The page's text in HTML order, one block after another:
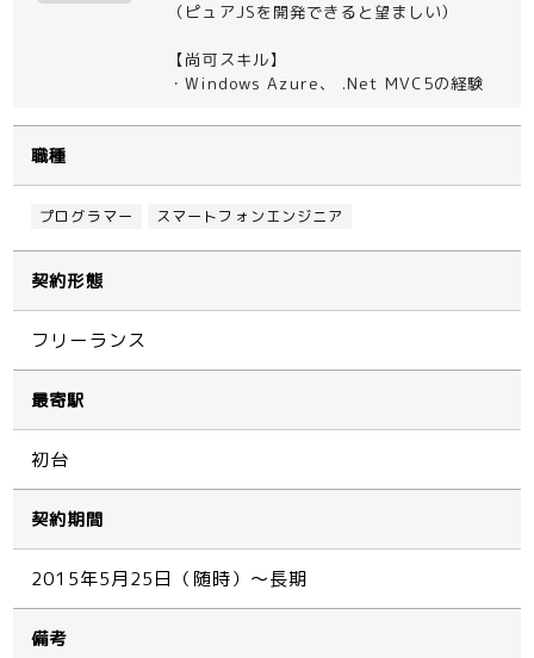
（ピュアJSを開発できると望ましい）
【尚可スキル】
・Windows Azure、 .Net MVC5の経験
職種
プログラマー スマートフォンエンジニア
契約形態
フリーランス
最寄駅
初台
契約期間
2015年5月25日（随時）～長期
備考